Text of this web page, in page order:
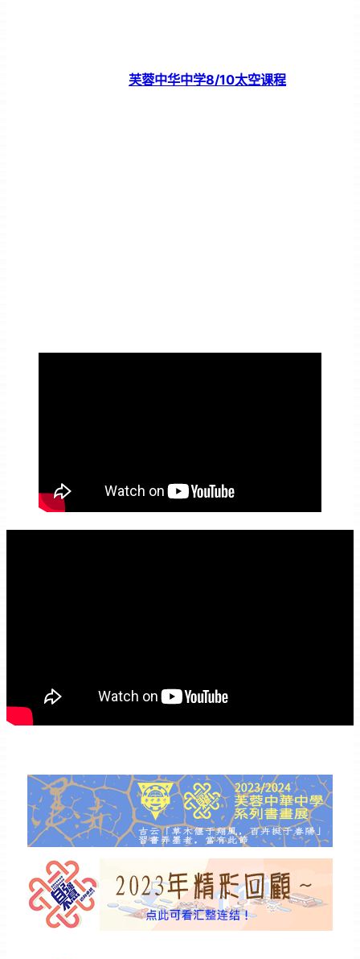
芙蓉中华中学8/10太空课程